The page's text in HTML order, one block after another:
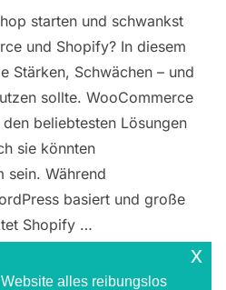
starten und schwankst
und Shopify? In diesem
Stärken, Schwächen – und
sollte. WooCommerce
beliebtesten Lösungen
sie könnten
sein. Während
basiert und große
Shopify …
ÜBER „WOOCOMMERCE VS.
LESENalles reibungslos
x